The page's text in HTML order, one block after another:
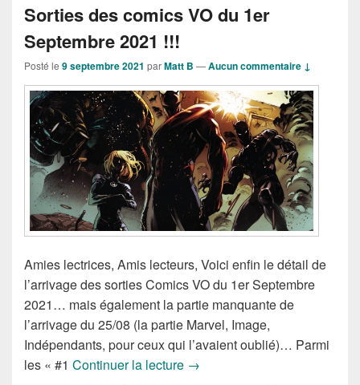
Sorties des comics VO du 1er
Septembre 2021 !!!
Posté le 9 septembre 2021 parMatt B —Aucun commentaire ↓
Amies lectrices, Amis lecteurs, Voici enfin le détail de
l’arrivage des sorties Comics VO du 1er Septembre
2021… mais également la partie manquante de
l’arrivage du 25/08 (la partie Marvel, Image,
Indépendants, pour ceux qui l’avaient oublié)… Parmi
les « #1 Continuer la lecture Sorties des comics VO du
→